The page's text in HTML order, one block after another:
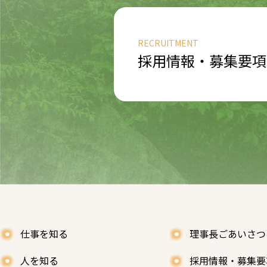
RECRUITMENT
採用情報・募集要項
仕事を知る
人を知る
理事長ごあいさつ
採用情報・募集